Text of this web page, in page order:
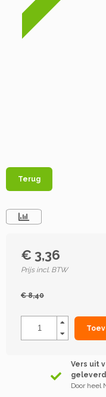
Terug
€ 3,36
Prijs incl. BTW
€ 8,40
Vers uit
geleverd
Door heel